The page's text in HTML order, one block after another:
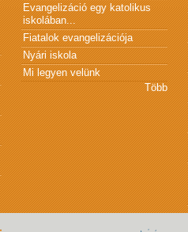
Evangelizáció egy katolikus
iskolában...
Fiatalok evangelizációja
Nyári iskola
Mi legyen velünk
Több